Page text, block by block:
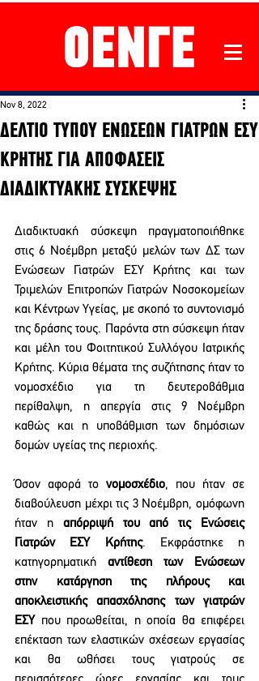
ΔΕΛΤΙΟ ΤΥΠΟΥ ΕΝΩΣΕΩΝ ΓΙΑΤΡΩΝ ΕΣΥ
ΚΡΗΤΗΣ ΓΙΑ ΑΠΟΦΑΣΕΙΣ
ΔΙΑΔΙΚΤΥΑΚΗΣ ΣΥΣΚΕΨΗΣ
Nov 8, 2022
Διαδικτυακή σύσκεψη πραγματοποιήθηκε
στις 6 Νοέμβρη μεταξύ μελών των ΔΣ των
Ενώσεων Γιατρών ΕΣΥ Κρήτης και των
Τριμελών Επιτροπών Γιατρών Νοσοκομείων
και Κέντρων Υγείας, με σκοπό το συντονισμό
της δράσης τους. Παρόντα στη σύσκεψη ήταν
και μέλη του Φοιτητικού Συλλόγου Ιατρικής
Κρήτης. Κύρια θέματα της συζήτησης ήταν το
νομοσχέδιο για τη δευτεροβάθμια
περίθαλψη, η απεργία στις 9 Νοέμβρη
καθώς και η υποβάθμιση των δημόσιων
δομών υγείας της περιοχής.
Όσον αφορά το νομοσχέδιο, που ήταν σε
διαβούλευση μέχρι τις 3 Νοέμβρη, ομόφωνη
ήταν η απόρριψή του από τις Ενώσεις
Γιατρών ΕΣΥ Κρήτης. Εκφράστηκε η
κατηγορηματική αντίθεση των Ενώσεων
στην κατάργηση της πλήρους και
αποκλειστικής απασχόλησης των γιατρών
ΕΣΥ που προωθείται, η οποία θα επιφέρει
επέκταση των ελαστικών σχέσεων εργασίας
και θα ωθήσει τους γιατρούς σε